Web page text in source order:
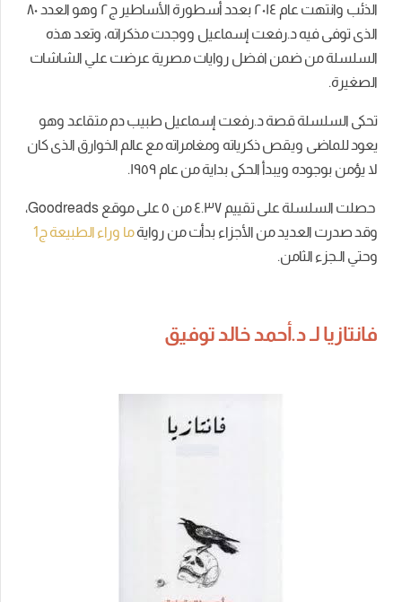
الذئب وانتهت عام ٢٠١٤ بعدد أسطورة الأساطير ج٢ وهو العدد ٨٠
الذى توفى فيه د.رفعت إسماعيل ووجدت مذكراته، وتعد هذه
السلسلة من ضمن افضل روايات مصرية عرضت علي الشاشات
الصغيرة.
تحكى السلسلة قصة د.رفعت إسماعيل طبيب دم متقاعد وهو
يعود للماضى ويقص ذكرياته ومغامراته مع عالم الخوارق الذى كان
لا يؤمن بوجوده ويبدأ الحكى بداية من عام ١٩٥٩.
حصلت السلسلة على تقييم ٤.٣٧ من ٥ على موقع Goodreads،
وقد صدرت العديد من الأجزاء بدأت من روايةما وراء الطبيعة ج1
وحتي الـجزء الثامن.
فانتازيا لـ د.أحمد خالد توفيق